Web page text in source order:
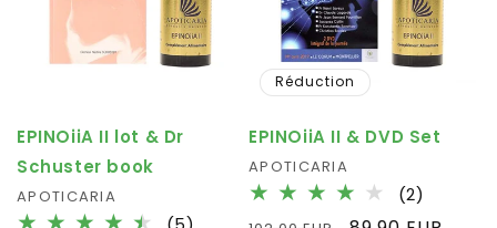
EPINOiiA II lot & Dr
Schuster book
Fournisseur :
APOTICARIA
Réduction
EPINOiiA II & DVD Set
Fournisseur :
APOTICARIA
(2)
total